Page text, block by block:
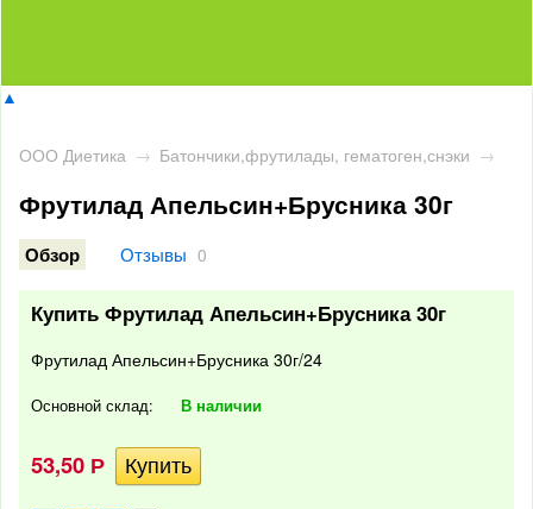
▲
ООО Диетика → Батончики,фрутилады, гематоген,снэки →
Фрутилад Апельсин+Брусника 30г
Обзор Отзывы 0
Купить Фрутилад Апельсин+Брусника 30г
Фрутилад Апельсин+Брусника 30г/24
Основной склад: В наличии
53,50 Р